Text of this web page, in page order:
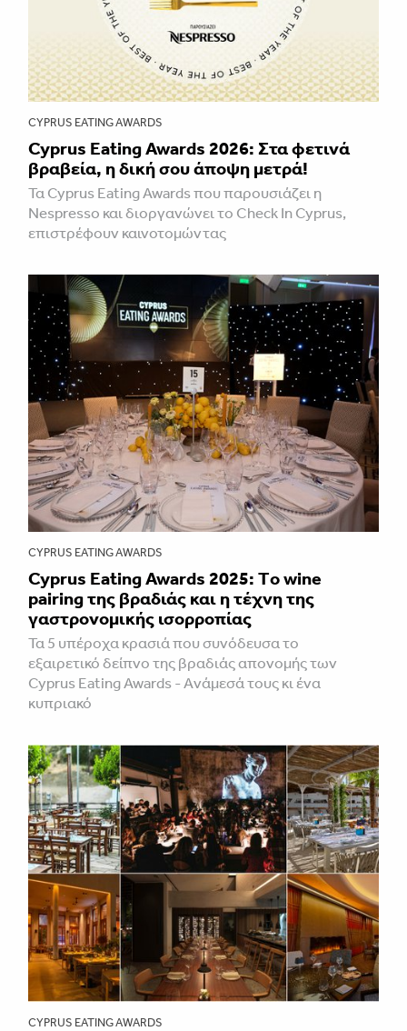
CYPRUS EATING AWARDS
Cyprus Eating Awards 2026: Στα φετινά
βραβεία, η δική σου άποψη μετρά!
Τα Cyprus Eating Awards που παρουσιάζει η
Nespresso και διοργανώνει το Check In Cyprus,
επιστρέφουν καινοτομώντας
CYPRUS EATING AWARDS
Cyprus Eating Awards 2025: Τo wine
pairing της βραδιάς και η τέχνη της
γαστρονομικής ισορροπίας
Τα 5 υπέροχα κρασιά που συνόδευσα το
εξαιρετικό δείπνο της βραδιάς απονομής των
Cyprus Eating Awards - Aνάμεσά τους κι ένα
κυπριακό
CYPRUS EATING AWARDS